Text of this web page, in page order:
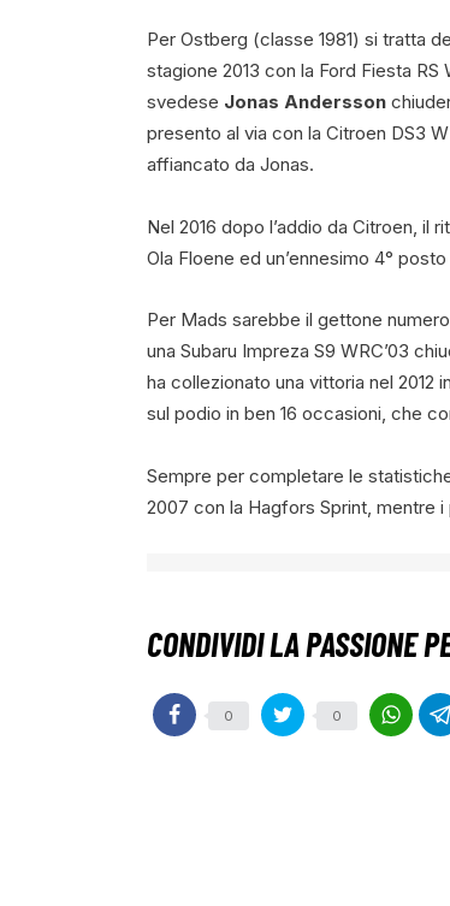
Per Ostberg (classe 1981) si tratta
stagione 2013 con la Ford Fiesta
svedese Jonas Andersson
presento al via con la Citroen DS3
affiancato da Jonas.
Nel 2016 dopo l’addio da Citroen, il
Ola Floene ed un’ennesimo 4°
Per Mads sarebbe il gettone
una Subaru Impreza S9 WRC’03
ha collezionato una vittoria nel 2012
sul podio in ben 16 occasioni, che
Sempre per completare le
2007 con la Hagfors Sprint, mentre
0 0